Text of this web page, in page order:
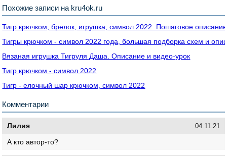
Похожие записи на kru4ok.ru
Тигр крючком, брелок, игрушка, символ 2022. Пошаговое
Тигры крючком - символ 2022 года, большая подборка схем и
Вязаная игрушка Тигруля Даша. Описание и видео-урок
Тигр крючком - символ 2022
Тигр - елочный шар крючком, символ 2022
Комментарии
Лилия 04.11.21
А кто автор-то?